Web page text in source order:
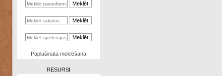
kalkulators
NomētātāsPaplašinātā meklēšana
RESURSI